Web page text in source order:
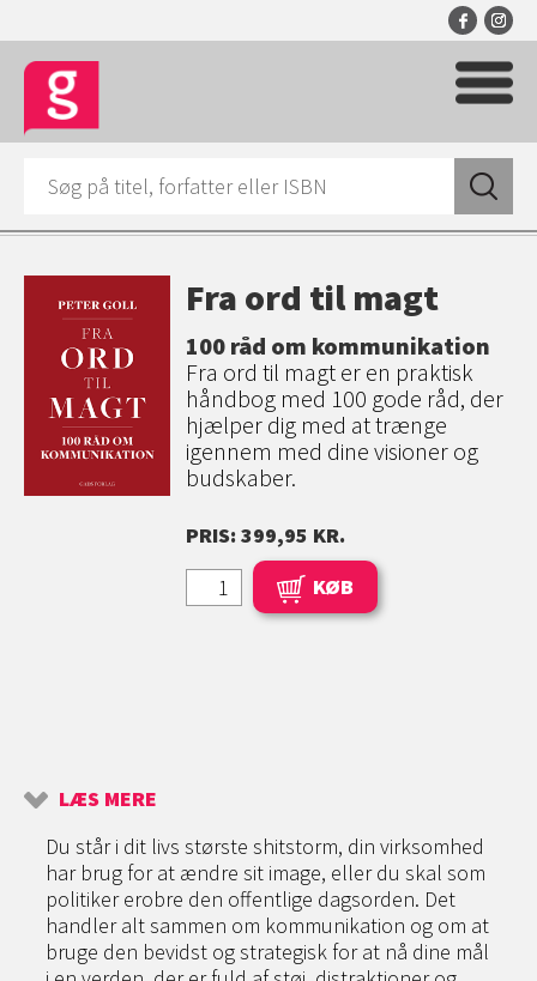
Fra ord til magt
100 råd om kommunikation
Fra ord til magt er en praktisk
håndbog med 100 gode råd, der
hjælper dig med at trænge
igennem med dine visioner og
budskaber.
PRIS: 399,95 KR.
KØB
LÆS MERE
Du står i dit livs største shitstorm, din virksomhed
har brug for at ændre sit image, eller du skal som
politiker erobre den offentlige dagsorden. Det
handler alt sammen om kommunikation og om at
bruge den bevidst og strategisk for at nå dine mål